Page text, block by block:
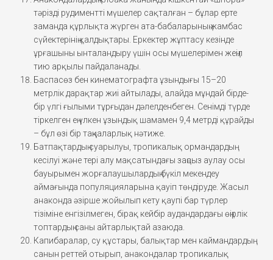
тәрізді рудиментті мүшелер сақталған – бұлар ерте
заманда құрлықта жүрген ата-бабаларының жамбас
сүйектерінің қалдықтары. Еркектер жұптасу кезінде
ұрғашыны ынталандыру үшін осы мүшелерімен жеңіл
тию арқылы пайдаланады.
Баспасөз бен кинематографта ұзындығы 15–20
метрлік дарақтар жиі айтылады, алайда мұндай бірде-
бір үлгі ғылыми тұрғыдан дәлелденбеген. Сенімді түрде
тіркелген ең үлкен ұзындық шамамен 9,4 метрді құрайды
– бұл өзі бір таңқаларлық нәтиже.
Батпақтардың суарылуы, тропикалық ормандардың
кесілуі және тері алу мақсатындағы заңсыз аулау осы
бауырымен жорғалаушылардың бүкіл мекендеу
аймағында популяцияларына қауіп төндіруде. Жасыл
анаконда әзірше жойылып кету қаупі бар түрлер
тізіміне енгізілмеген, бірақ кейбір аудандардағы өңірлік
топтардың саны айтарлықтай азаюда.
Капибаралар, су құстары, балықтар мен каймандардың
санын реттей отырып, анакондалар тропикалық